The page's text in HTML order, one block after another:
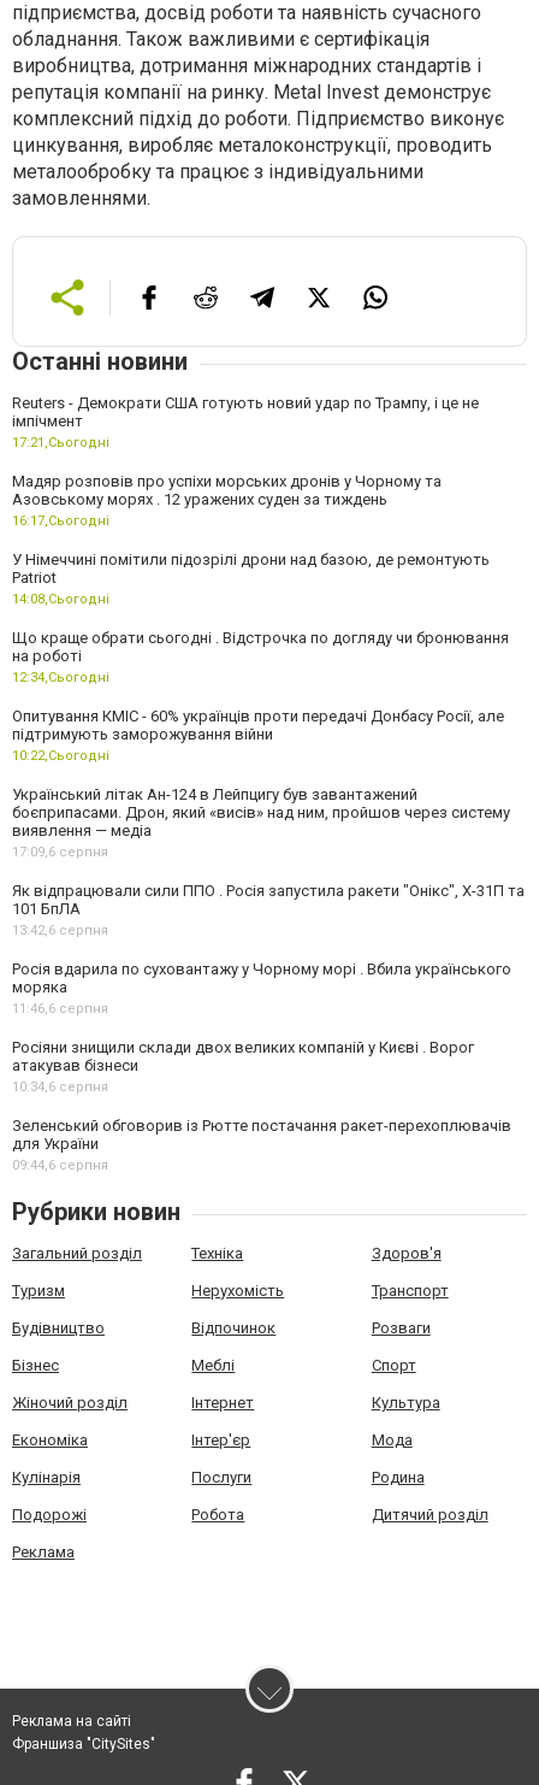
підприємства, досвід роботи та наявність сучасного
обладнання. Також важливими є сертифікація
виробництва, дотримання міжнародних стандартів і
репутація компанії на ринку. Metal Invest демонструє
комплексний підхід до роботи. Підприємство виконує
цинкування, виробляє металоконструкції, проводить
металообробку та працює з індивідуальними
замовленнями.
Останні новини
Reuters - Демократи США готують новий удар по Трампу, і це не
імпічмент
17:21,Сьогодні
Мадяр розповів про успіхи морських дронів у Чорному та
Азовському морях . 12 уражених суден за тиждень
16:17,Сьогодні
У Німеччині помітили підозрілі дрони над базою, де ремонтують
Patriot
14:08,Сьогодні
Що краще обрати сьогодні . Відстрочка по догляду чи бронювання
на роботі
12:34,Сьогодні
Опитування КМІС - 60% українців проти передачі Донбасу Росії, але
підтримують заморожування війни
10:22,Сьогодні
Український літак Ан-124 в Лейпцигу був завантажений
боєприпасами. Дрон, який «висів» над ним, пройшов через систему
виявлення — медіа
17:09,6 серпня
Як відпрацювали сили ППО . Росія запустила ракети "Онікс", Х-31П та
101 БпЛА
13:42,6 серпня
Росія вдарила по суховантажу у Чорному морі . Вбила українського
моряка
11:46,6 серпня
Росіяни знищили склади двох великих компаній у Києві . Ворог
атакував бізнеси
10:34,6 серпня
Зеленський обговорив із Рютте постачання ракет-перехоплювачів
для України
09:44,6 серпня
Рубрики новин
Загальний розділ Техніка Здоров'я
Туризм Нерухомість Транспорт
Будівництво Відпочинок Розваги
Бізнес Меблі Спорт
Жіночий розділ Інтернет Культура
Економіка Інтер'єр Мода
Кулінарія Послуги Родина
Подорожі Робота Дитячий розділ
Реклама
Реклама на сайті
Франшиза "CitySites"